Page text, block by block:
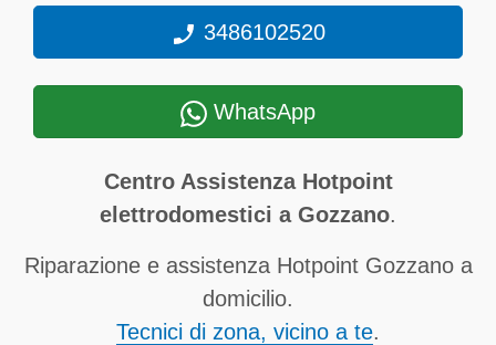
3486102520
WhatsApp
Centro Assistenza Hotpoint
elettrodomestici a Gozzano.
Riparazione e assistenza Hotpoint Gozzano a
domicilio.
Tecnici di zona, vicino a te.